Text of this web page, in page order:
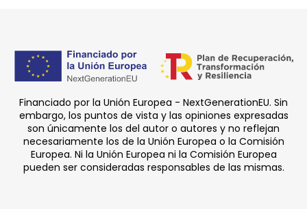
Financiado por la Unión Europea - NextGenerationEU. Sin
embargo, los puntos de vista y las opiniones expresadas
son únicamente los del autor o autores y no reflejan
necesariamente los de la Unión Europea o la Comisión
Europea. Ni la Unión Europea ni la Comisión Europea
pueden ser consideradas responsables de las mismas.